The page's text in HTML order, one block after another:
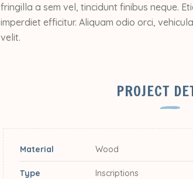
fringilla a sem vel, tincidunt finibus neque.
imperdiet efficitur. Aliquam odio orci,
velit.
PROJECT
Material Wood
Type Inscriptions